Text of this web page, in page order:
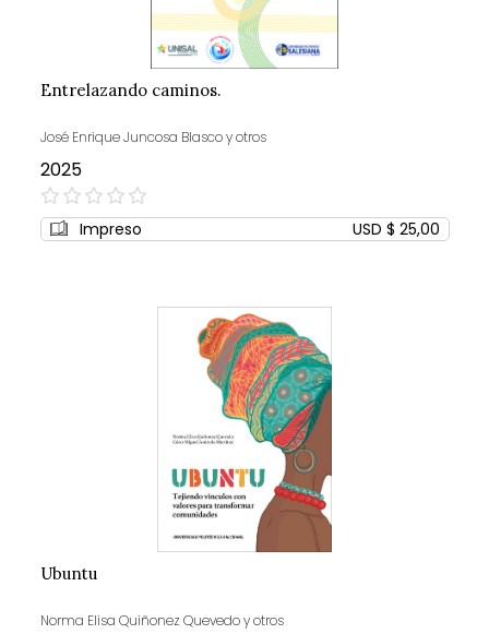
Entrelazando caminos.
José Enrique Juncosa Blasco y otros
2025
0%
Impreso USD $ 25,00
Ubuntu
Norma Elisa Quiñonez Quevedo y otros